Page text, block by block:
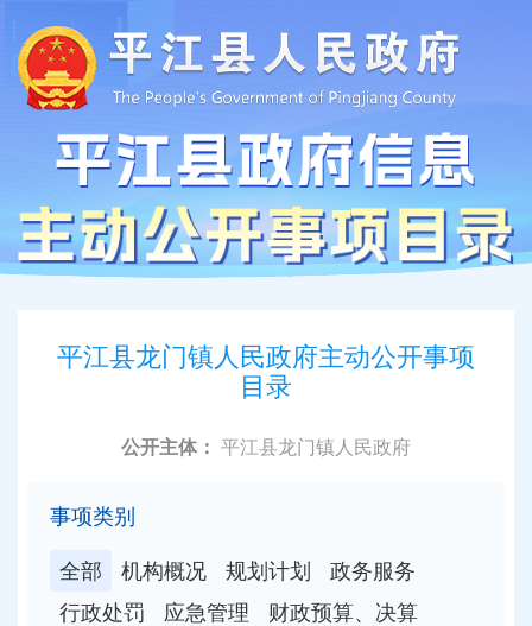
平江县龙门镇人民政府主动公开事项
目录
公开主体： 平江县龙门镇人民政府
事项类别
全部 机构概况 规划计划
政务服务
行政处罚
应急管理
财政预算、决算